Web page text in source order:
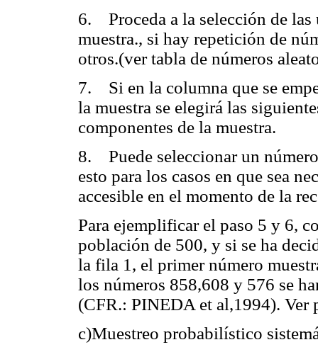
6. Proceda a la selección de las
muestra., si hay repetición de
otros.(ver tabla de números
7. Si en la columna que se
la muestra se elegirá las
componentes de la muestra.
8. Puede seleccionar un
esto para los casos en que sea
accesible en el momento de la
Para ejemplificar el paso 5 y 6,
población de 500, y si se ha
la fila 1, el primer número
los números 858,608 y 576 se
(CFR.: PINEDA et al,1994). Ver
c)Muestreo probabilístico